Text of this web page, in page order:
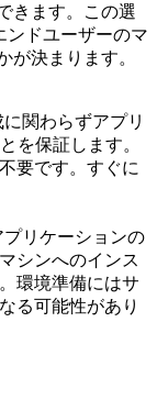
きます。この選
ンドユーザーのマ
が決まります。
関わらずアプリ
を保証します。
要です。すぐに
リケーションの
シンへのインス
環境準備にはサ
る可能性があり